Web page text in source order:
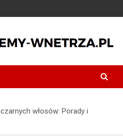
włosów: Porady i